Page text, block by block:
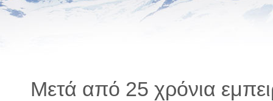
Μετά από 25 χρόνια